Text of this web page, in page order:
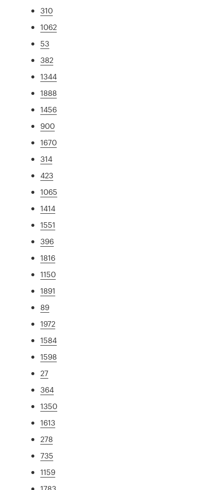
310
1062
53
382
1344
1888
1456
900
1670
314
423
1065
1414
1551
396
1816
1150
1891
89
1972
1584
1598
27
364
1350
1613
278
735
1159